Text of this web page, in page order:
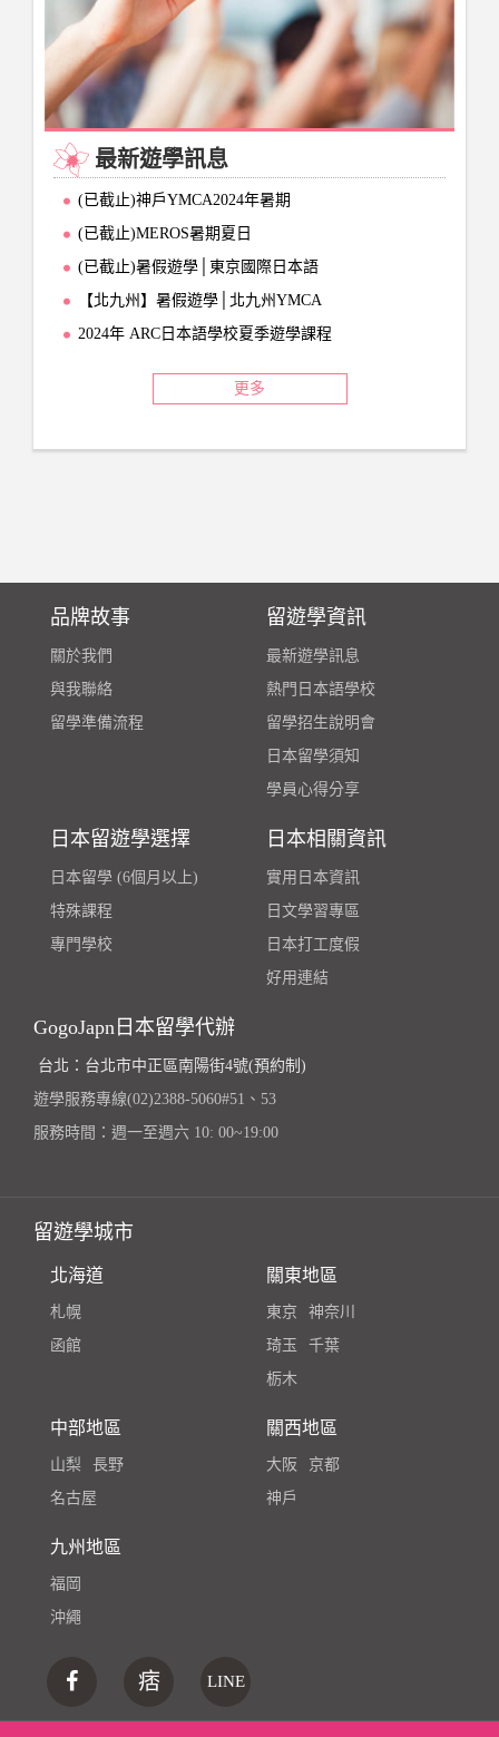
最新遊學訊息
(已截止)神戶YMCA2024年暑期
(已截止)MEROS暑期夏日
(已截止)暑假遊學│東京國際日本語
【北九州】暑假遊學│北九州YMCA
2024年 ARC日本語學校夏季遊學課程
更多
品牌故事
關於我們
與我聯絡
留學準備流程
留遊學資訊
最新遊學訊息
熱門日本語學校
留學招生說明會
日本留學須知
學員心得分享
日本留遊學選擇
日本留學 (6個月以上)
特殊課程
專門學校
日本相關資訊
實用日本資訊
日文學習專區
日本打工度假
好用連結
GogoJapn日本留學代辦
台北：台北市中正區南陽街4號(預約制)
遊學服務專線(02)2388-5060#51、53
服務時間：週一至週六 10: 00~19:00
留遊學城市
北海道
札幌
函館
關東地區
東京
神奈川
琦玉
千葉
栃木
中部地區
山梨
長野
名古屋
關西地區
大阪
京都
神戶
九州地區
福岡
沖繩
痞 LINE